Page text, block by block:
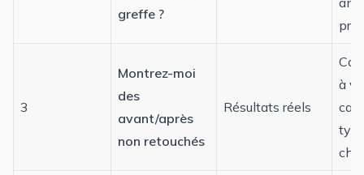
greffe ?
3
Montrez-moi
des
avant/après
non retouchés
Résultats réels
à